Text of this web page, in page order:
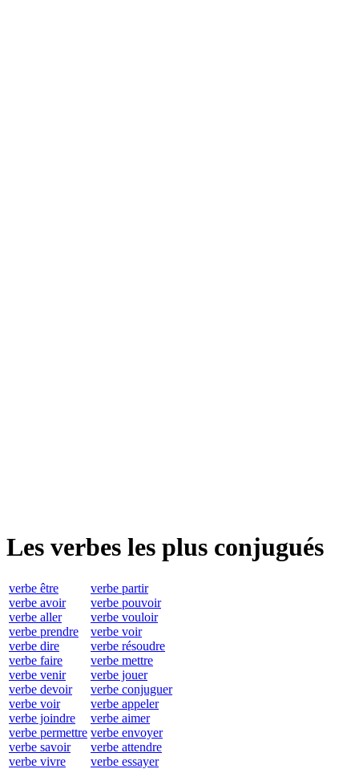
Les verbes les plus conjugués
verbe être
verbe avoir
verbe aller
verbe prendre
verbe dire
verbe faire
verbe venir
verbe devoir
verbe voir
verbe joindre
verbe permettre
verbe savoir
verbe vivre
verbe partir
verbe pouvoir
verbe vouloir
verbe voir
verbe résoudre
verbe mettre
verbe jouer
verbe conjuguer
verbe appeler
verbe aimer
verbe envoyer
verbe attendre
verbe essayer